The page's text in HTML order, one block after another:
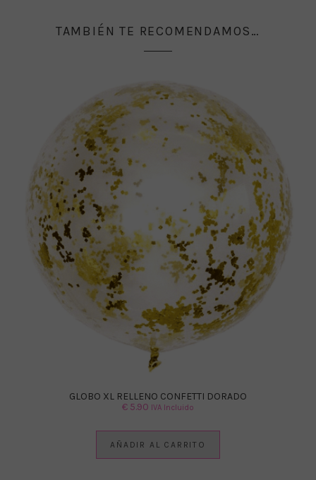
TAMBIÉN TE RECOMENDAMOS…
GLOBO XL RELLENO CONFETTI DORADO
€ 5.90 IVA Incluido
AÑADIR AL CARRITO